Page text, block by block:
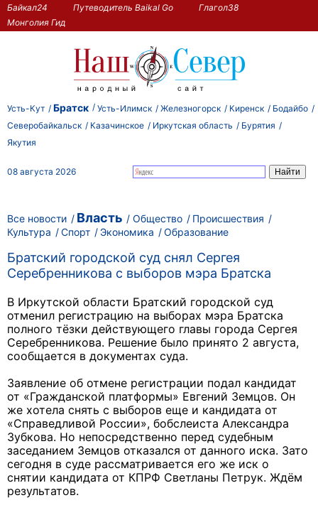
Байкал24 Путеводитель Baikal Go
Глагол38
Монголия Гид
Усть-Кут Братск Усть-Илимск Железногорск Киренск
Бодайбо
Северобайкальск
Казачинское Иркутская область
Бурятия
Якутия
08 августа 2026
Все новости Власть Общество
Происшествия
Культура
Спорт Экономика Образование
Братский городской суд снял Сергея
Серебренникова с выборов мэра Братска
В Иркутской области Братский городской суд
отменил регистрацию на выборах мэра Братска
полного тёзки действующего главы города Сергея
Серебренникова. Решение было принято 2 августа,
сообщается в документах суда.
Заявление об отмене регистрации подал кандидат
от «Гражданской платформы» Евгений Земцов. Он
же хотела снять с выборов еще и кандидата от
«Справедливой России», бобслеиста Александра
Зубкова. Но непосредственно перед судебным
заседанием Земцов отказался от данного иска. Зато
сегодня в суде рассматривается его же иск о
снятии кандидата от КПРФ Светланы Петрук. Ждём
результатов.